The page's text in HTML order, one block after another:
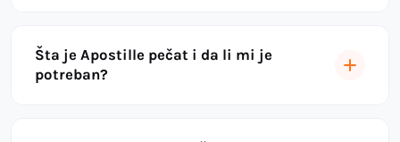
Šta je Apostille pečat i da li mi je
potreban?